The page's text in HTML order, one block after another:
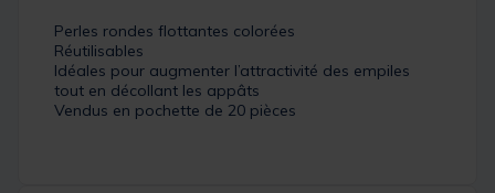
Perles rondes flottantes colorées
Réutilisables
Idéales pour augmenter l’attractivité des empiles
tout en décollant les appâts
Vendus en pochette de 20 pièces